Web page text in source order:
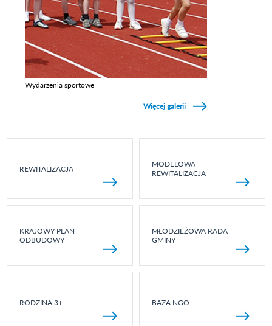
Wydarzenia sportowe
Więcej galerii
REWITALIZACJA
MODELOWA
REWITALIZACJA
KRAJOWY PLAN
ODBUDOWY
MŁODZIEŻOWA RADA
GMINY
RODZINA 3+ BAZA NGO